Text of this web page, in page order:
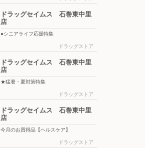
ドラッグセイムス 石巻東中里
店
●シニアライフ応援特集
ドラッグストア
ドラッグセイムス 石巻東中里
店
★猛暑・夏対策特集
ドラッグストア
ドラッグセイムス 石巻東中里
店
今月のお買得品【ヘルスケア】
ドラッグストア